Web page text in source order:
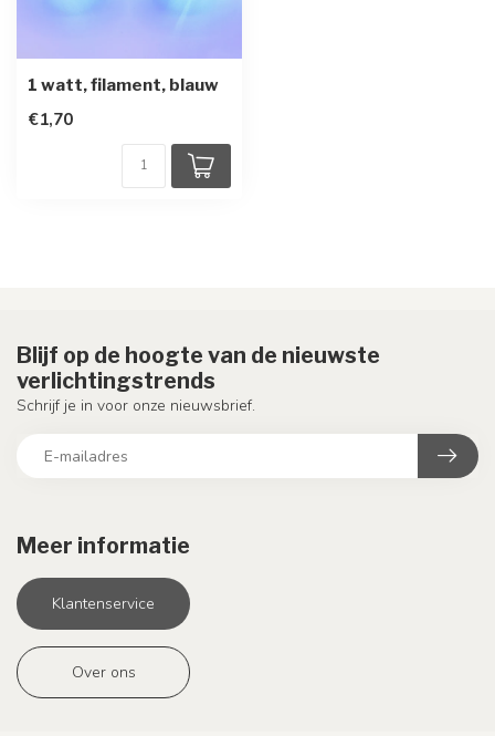
1 watt, filament, blauw
€1,70
Meer informatie
Klantenservice
Over ons
Blijf op de hoogte van de nieuwste
verlichtingstrends
Schrijf je in voor onze nieuwsbrief.